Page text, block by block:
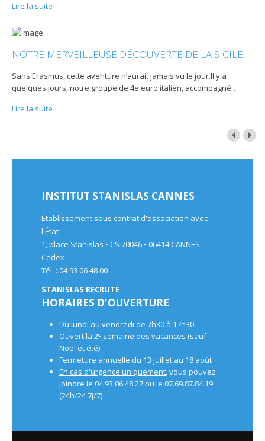
Lire la suite
NOTRE MERVEILLEUSE DÉCOUVERTE DE LA SICILE
Sans Erasmus, cette aventure n’aurait jamais vu le jour.Il y a
quelques jours, notre groupe de 4e euro italien, accompagné…
Lire la suite
INSTITUT STANISLAS CANNES
Établissement sous contrat d'association avec
l'État
1, place Stanislas • CS 70046 • 06414 CANNES
Cedex
Tél. : 04 93 06 48 00
STANISLAS RECRUTE
HORAIRES D'OUVERTURE
Du lundi au vendredi de 7h30 à 17h30
Ouvert la 2e semaine des vacances (sauf
Noël et été)
Fermeture annuelle du 13 juillet au 18 août
En cas d'urgence uniquement, vous pouvez
joindre le 04.93.06.48.27 ou le 07.69.87.84.19
(24h/24 7j/7)